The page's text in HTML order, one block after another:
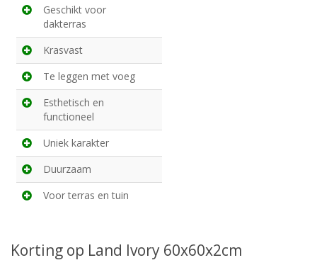
Geschikt voor
dakterras
Krasvast
Te leggen met voeg
Esthetisch en
functioneel
Uniek karakter
Duurzaam
Voor terras en tuin
Korting op Land Ivory 60x60x2cm